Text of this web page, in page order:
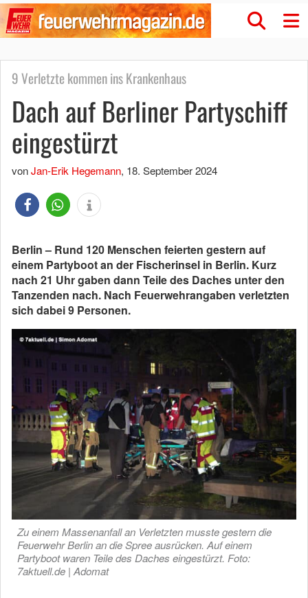
9 Verletzte kommen ins Krankenhaus
Dach auf Berliner Partyschiff
eingestürzt
vonJan-Erik Hegemann, 18. September 2024
Berlin – Rund 120 Menschen feierten gestern auf
einem Partyboot an der Fischerinsel in Berlin. Kurz
nach 21 Uhr gaben dann Teile des Daches unter den
Tanzenden nach. Nach Feuerwehrangaben verletzten
sich dabei 9 Personen.
Zu einem Massenanfall an Verletzten musste gestern die
Feuerwehr Berlin an die Spree ausrücken. Auf einem
Partyboot waren Teile des Daches eingestürzt. Foto:
7aktuell.de | Adomat